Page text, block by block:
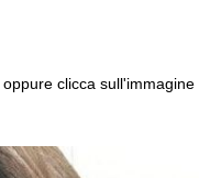
oppure clicca sull'immagine